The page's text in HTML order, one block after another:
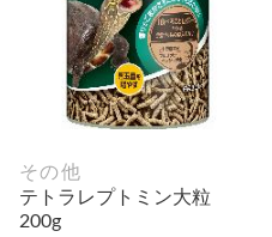
その他
テトラレプトミン大粒
200g